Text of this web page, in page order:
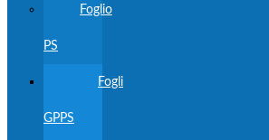
Foglio
PS
Fogli
GPPS